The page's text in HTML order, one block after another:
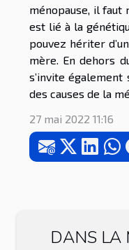
ménopause, il
est lié à la
pouvez hériter
mère. En dehors
s’invite également
des causes de la
27 mai 2022 11:16
DANS LA